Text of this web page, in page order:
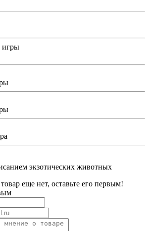
игры
экзотических животных
еще нет, оставьте его первым!